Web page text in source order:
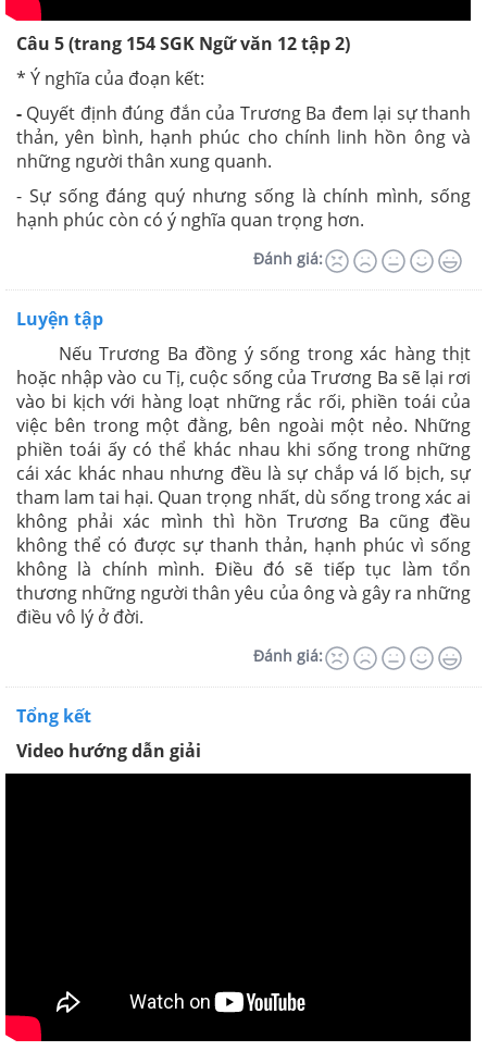
Câu 5 (trang 154 SGK Ngữ văn 12 tập 2)
* Ý nghĩa của đoạn kết:
- Quyết định đúng đắn của Trương Ba đem lại sự thanh
thản, yên bình, hạnh phúc cho chính linh hồn ông và
những người thân xung quanh.
- Sự sống đáng quý nhưng sống là chính mình, sống
hạnh phúc còn có ý nghĩa quan trọng hơn.
Đánh giá:
Luyện tập
Nếu Trương Ba đồng ý sống trong xác hàng thịt
hoặc nhập vào cu Tị, cuộc sống của Trương Ba sẽ lại rơi
vào bi kịch với hàng loạt những rắc rối, phiền toái của
việc bên trong một đằng, bên ngoài một nẻo. Những
phiền toái ấy có thể khác nhau khi sống trong những
cái xác khác nhau nhưng đều là sự chắp vá lố bịch, sự
tham lam tai hại. Quan trọng nhất, dù sống trong xác ai
không phải xác mình thì hồn Trương Ba cũng đều
không thể có được sự thanh thản, hạnh phúc vì sống
không là chính mình. Điều đó sẽ tiếp tục làm tổn
thương những người thân yêu của ông và gây ra những
điều vô lý ở đời.
Đánh giá:
Tổng kết
Video hướng dẫn giải